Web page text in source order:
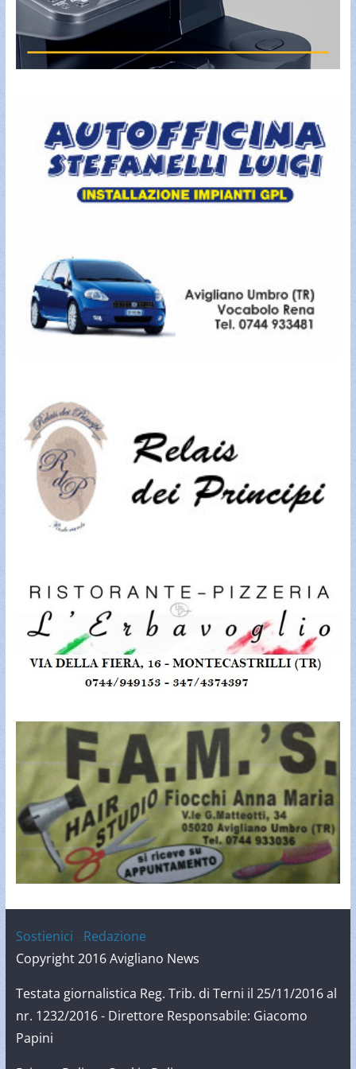
Sostienici
Redazione
Copyright 2016 Avigliano News
Testata giornalistica Reg. Trib. di Terni il 25/11/2016 al
nr. 1232/2016 - Direttore Responsabile: Giacomo
Papini